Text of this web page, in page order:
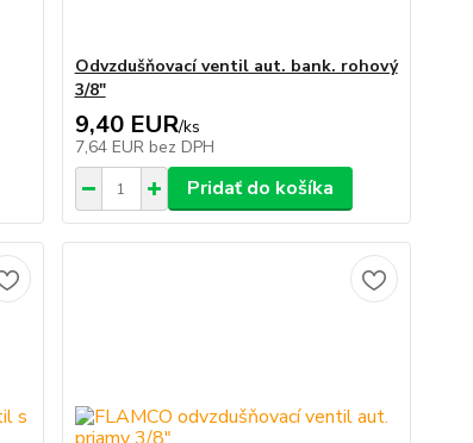
Odvzdušňovací ventil aut. bank. rohový
3/8"
9,40 EUR/ks
7,64 EUR bez DPH
Pridať do košíka